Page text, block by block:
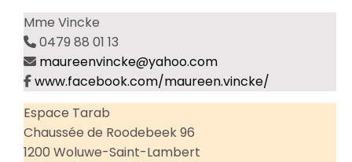
Mme Vincke
0479 88 01 13
maureenvincke@yahoo.com
www.facebook.com/maureen.vincke/
Espace Tarab
Chaussée de Roodebeek 96
1200 Woluwe-Saint-Lambert